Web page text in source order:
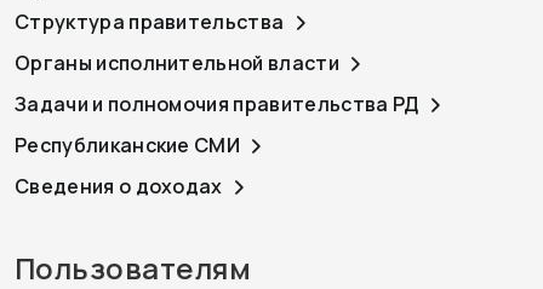
Структура правительства
Органы исполнительной власти
Задачи и полномочия правительства РД
Республиканские СМИ
Сведения о доходах
Пользователям